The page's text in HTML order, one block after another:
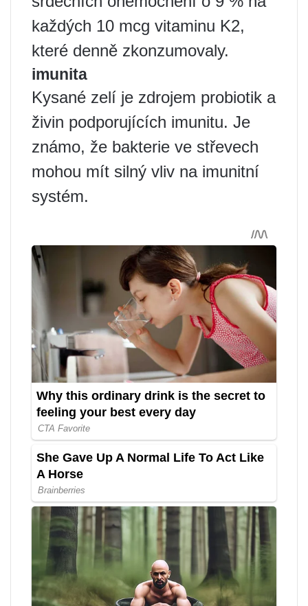
každých 10 mcg vitaminu K2,
které denně zkonzumovaly.
imunita
Kysané zelí je zdrojem probiotik a
živin podporujících imunitu. Je
známo, že bakterie ve střevech
mohou mít silný vliv na imunitní
systém.